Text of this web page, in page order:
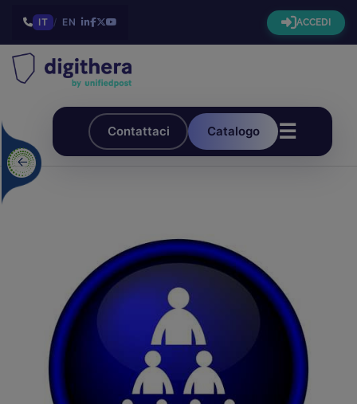
IT / EN ACCEDI
Contattaci Catalogo ☰